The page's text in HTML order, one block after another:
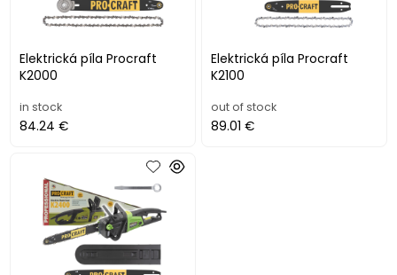
Elektrická píla Procraft
K2000
in stock
84.24 €
Elektrická píla Procraft
K2100
out of stock
89.01 €